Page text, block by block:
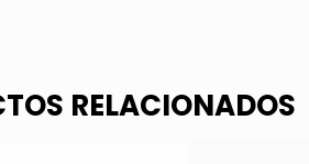
RELACIONADOS